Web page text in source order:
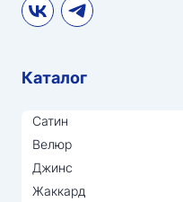
Каталог
Сатин
Велюр
Джинс
Жаккард